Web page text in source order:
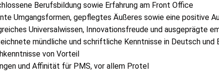
Berufsbildung sowie Erfahrung am Front Office
Umgangsformen, gepflegtes Äußeres sowie eine positive
Universalwissen, Innovationsfreude und ausgeprägte
mündliche und schriftliche Kenntnisse in Deutsch und
von Vorteil
und Affinität für PMS, vor allem Protel